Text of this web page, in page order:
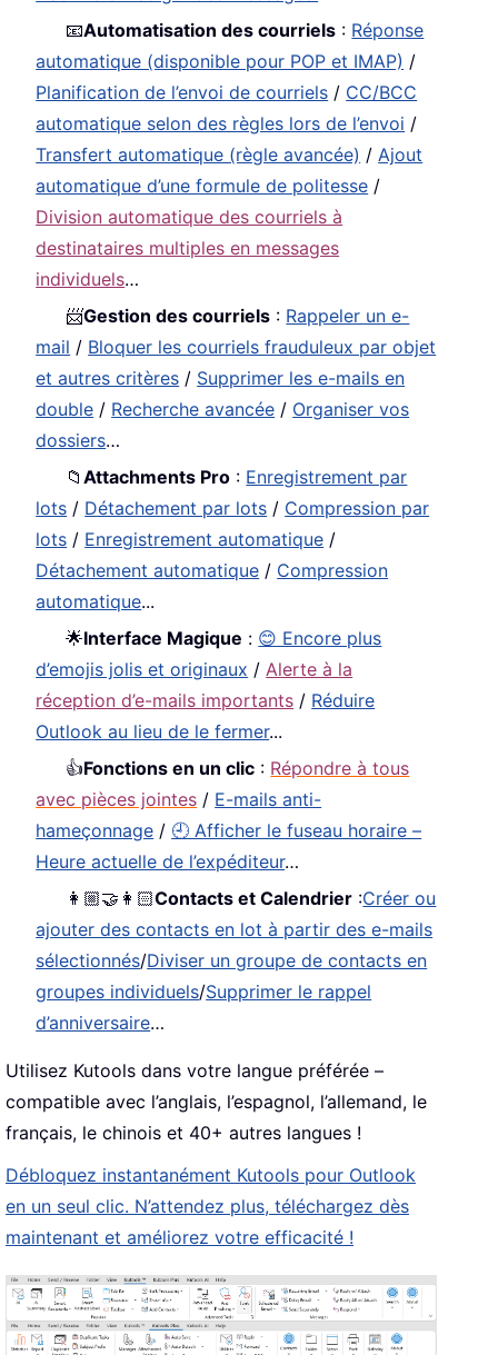
📧Automatisation des courriels : Réponse
automatique (disponible pour POP et IMAP) /
Planification de l’envoi de courriels / CC/BCC
automatique selon des règles lors de l’envoi /
Transfert automatique (règle avancée) / Ajout
automatique d’une formule de politesse /
Division automatique des courriels à
destinataires multiples en messages
individuels…
📨Gestion des courriels : Rappeler un e-
mail / Bloquer les courriels frauduleux par objet
et autres critères / Supprimer les e-mails en
double / Recherche avancée / Organiser vos
dossiers…
📁Attachments Pro : Enregistrement par
lots / Détachement par lots / Compression par
lots / Enregistrement automatique /
Détachement automatique / Compression
automatique...
🌟Interface Magique : 😊 Encore plus
d’emojis jolis et originaux / Alerte à la
réception d’e-mails importants / Réduire
Outlook au lieu de le fermer...
👍Fonctions en un clic : Répondre à tous
avec pièces jointes / E-mails anti-
hameçonnage / 🕘 Afficher le fuseau horaire –
Heure actuelle de l’expéditeur…
👩🏼‍🤝‍👩🏻Contacts et Calendrier :Créer ou
ajouter des contacts en lot à partir des e-mails
sélectionnés/Diviser un groupe de contacts en
groupes individuels/Supprimer le rappel
d’anniversaire…
Utilisez Kutools dans votre langue préférée –
compatible avec l’anglais, l’espagnol, l’allemand, le
français, le chinois et 40+ autres langues !
Débloquez instantanément Kutools pour Outlook
en un seul clic. N’attendez plus, téléchargez dès
maintenant et améliorez votre efficacité !